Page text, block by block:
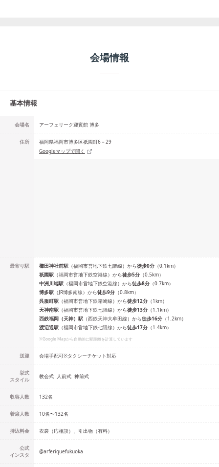
会場情報
基本情報
会場名 アーフェリーク迎賓館 博多
住所
福岡県福岡市博多区祇園町6－29
Googleマップで開く
最寄り駅 櫛田神社前駅 （福岡市営地下鉄七隈線） から徒歩0分 （0.1km）
祇園駅 （福岡市営地下鉄空港線） から徒歩5分 （0.5km）
中洲川端駅 （福岡市営地下鉄空港線） から徒歩8分 （0.7km）
博多駅 （JR博多南線） から徒歩9分 （0.8km）
呉服町駅 （福岡市営地下鉄箱崎線） から徒歩12分 （1km）
天神南駅 （福岡市営地下鉄七隈線） から徒歩13分 （1.1km）
西鉄福岡（天神） 駅 （西鉄天神大牟田線） から徒歩16分 （1.2km）
渡辺通駅 （福岡市営地下鉄七隈線） から徒歩17分 （1.4km）
※Google Mapから自動的に駅距離を計算しています
送迎 会場手配可※タクシーチケット対応
挙式
スタイル
教会式 人前式 神前式
収容人数 132名
着席人数 10名〜132名
持込料金 衣裳（応相談）、引出物（有料）
公式
インスタ
@arferiquefukuoka